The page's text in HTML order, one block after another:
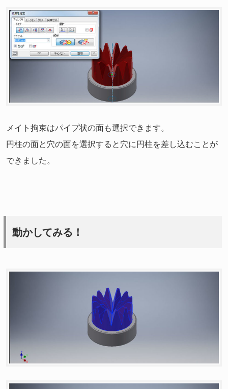
メイト拘束はパイプ状の面も選択できます。
円柱の面と穴の面を選択すると穴に円柱を差し込むことが
できました。
動かしてみる！